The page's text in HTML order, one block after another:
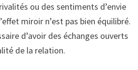
ou des sentiments d’envie
miroir n’est pas bien équilibré.
d’avoir des échanges ouverts
de la relation.